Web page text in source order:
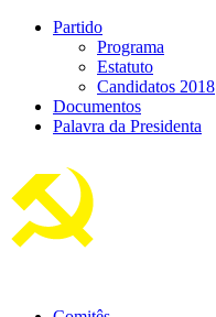
Partido
Programa
Estatuto
Candidatos 2018
Documentos
Palavra da Presidenta